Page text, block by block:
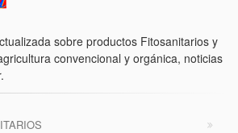
sobre productos Fitosanitarios y
convencional y orgánica, noticias